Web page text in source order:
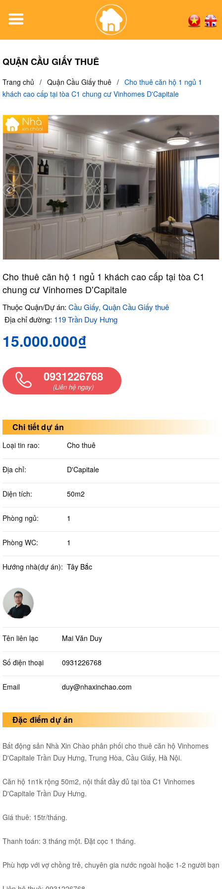
QUẬN CẦU GIẤY THUÊ
Trang chủ / Quận Cầu Giấy thuê / Cho thuê căn hộ 1 ngủ 1
khách cao cấp tại tòa C1 chung cư Vinhomes D'Capitale
Cho thuê căn hộ 1 ngủ 1 khách cao cấp tại tòa C1
chung cư Vinhomes D'Capitale
Thuộc Quận/Dự án: Cầu Giấy, Quận Cầu Giấy thuê
Địa chỉ đường: 119 Trần Duy Hưng
15.000.000₫
0931226768
(Liên hệ ngay)
Chi tiết dự án
Loại tin rao: Cho thuê
Địa chỉ: D'Capitale
Diện tích: 50m2
Phòng ngủ: 1
Phòng WC: 1
Hướng nhà(dự án): Tây Bắc
Tên liên lạc Mai Văn Duy
Số điện thoại 0931226768
Email duy@nhaxinchao.com
Đặc điểm dự án
Bất động sản Nhà Xin Chào phân phối cho thuê căn hộ Vinhomes
D'Capitale Trần Duy Hưng, Trung Hòa, Cầu Giấy, Hà Nội.
Căn hộ 1n1k rộng 50m2, nội thất đầy đủ tại tòa C1 Vinhomes
D'Capitale Trần Duy Hưng.
Giá thuê: 15tr/tháng.
Thanh toán: 3 tháng một. Đặt cọc 1 tháng.
Phù hợp với vợ chồng trẻ, chuyên gia nước ngoài hoặc 1-2 người bạn